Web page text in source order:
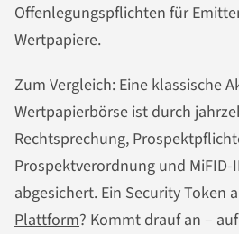
Offenlegungspflichten für
Wertpapiere.
Zum Vergleich: Eine klassische
Wertpapierbörse ist durch
Rechtsprechung,
Prospektverordnung und
abgesichert. Ein Security Token
Plattform? Kommt drauf an –